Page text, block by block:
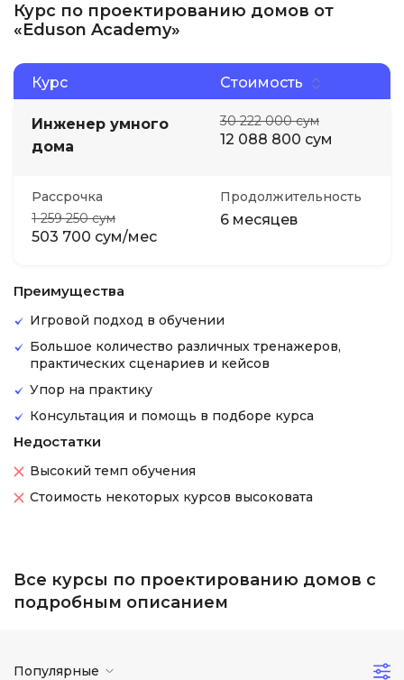
Курс по проектированию домов от
«Eduson Academy»
Курс Стоимость
Инженер умного
дома
30 222 000 сум
12 088 800 сум
Рассрочка
1 259 250 сум
503 700 сум/мес
Продолжительность
6 месяцев
Преимущества
Игровой подход в обучении
Большое количество различных тренажеров,
практических сценариев и кейсов
Упор на практику
Консультация и помощь в подборе курса
Недостатки
Высокий темп обучения
Стоимость некоторых курсов высоковата
Все курсы по проектированию домов с
подробным описанием
Популярные